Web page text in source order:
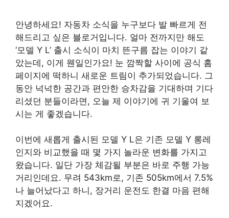
안녕하세요! 자동차 소식을 누구보다 발 빠르게 전
해드리고 싶은 블로거입니다. 얼마 전까지만 해도
‘모델 Y L’ 출시 소식이 마치 뜬구름 잡는 이야기 같
았는데, 이게 웬일인가요! 눈 깜짝할 사이에 공식 홈
페이지에 떡하니 새로운 트림이 추가되었습니다. 그
동안 넉넉한 공간과 편안한 승차감을 기대하며 기다
리셨던 분들이라면, 오늘 제 이야기에 귀 기울여 보
시는 게 좋겠습니다.
이번에 새롭게 출시된 모델 Y L은 기존 모델 Y 롱레
인지와 비교했을 때 몇 가지 놀라운 변화를 가지고
왔습니다. 일단 가장 체감될 부분은 바로 주행 가능
거리인데요. 무려 543km로, 기존 505km에서 7.5%
나 늘어났다고 하니, 장거리 운전도 한결 마음 편해
지겠어요.